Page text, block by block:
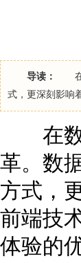
导读：
在
式，更深刻影响
在数
革。数
方式，
前端技
体验的